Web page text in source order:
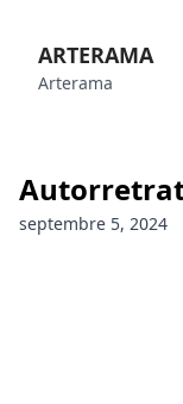
ARTERAMA
Arterama
septembre 5, 2024